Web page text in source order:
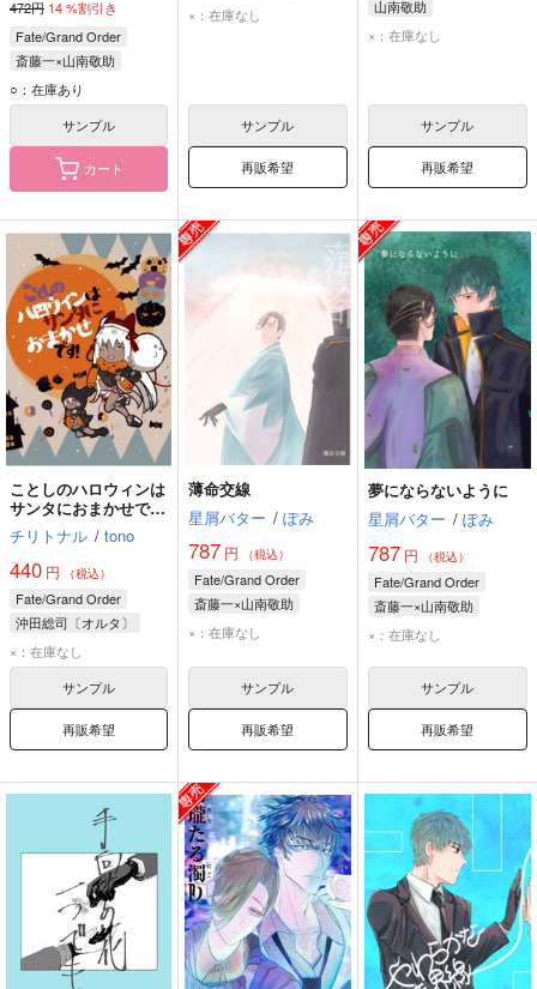
472円 14%割引き
Fate/Grand Order
斎藤一×山南敬助
斎藤一
山南敬助
○：在庫あり
サンプル
カート
斎藤一
山南敬助
×：在庫なし
サンプル
再販希望
山南敬助
×：在庫なし
サンプル
再販希望
ことしのハロウィンは
サンタにおまかせで
す！
チリトナル / tono
440 円 （税込）
Fate/Grand Order
沖田総司〔オルタ〕
山南敬助
×：在庫なし
サンプル
再販希望
薄命交線
星屑バター / ぽみ
787 円 （税込）
Fate/Grand Order
斎藤一×山南敬助
斎藤一
山南敬助
×：在庫なし
サンプル
再販希望
夢にならないように
星屑バター / ぽみ
787円 （税込）
Fate/Grand Order
斎藤一×山南敬助
斎藤一
山南敬助
×：在庫なし
サンプル
再販希望